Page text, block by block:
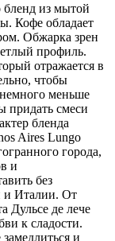
бленд из мытой
Кофе обладает
Обжарка зрен
профиль.
отражается в
чтобы
меньше
придать смеси
бленда
Aires Lungo
города,
и
без
и Италии. От
Дульсе де лече
к сладости.
и